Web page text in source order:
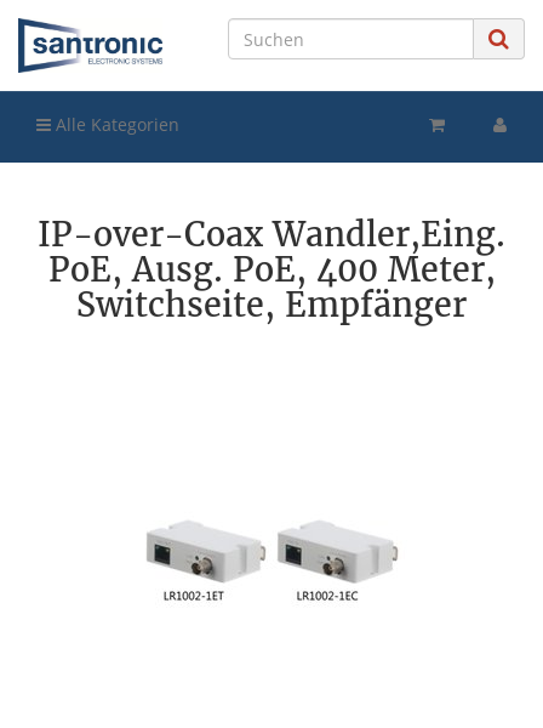
Alle Kategorien
IP-over-Coax Wandler,Eing.
PoE, Ausg. PoE, 400 Meter,
Switchseite, Empfänger